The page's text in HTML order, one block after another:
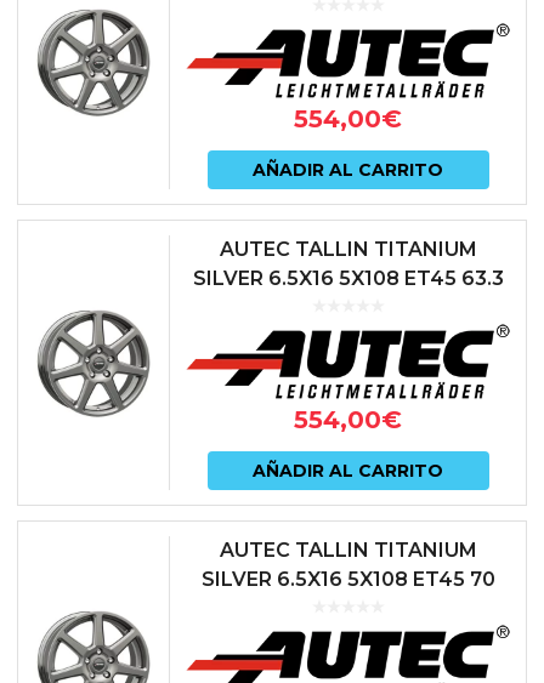
554,00€
AÑADIR AL CARRITO
AUTEC TALLIN TITANIUM
SILVER 6.5X16 5X108 ET45 63.3
554,00€
AÑADIR AL CARRITO
AUTEC TALLIN TITANIUM
SILVER 6.5X16 5X108 ET45 70